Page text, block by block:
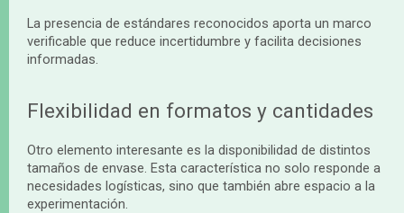
La presencia de estándares reconocidos aporta un marco
verificable que reduce incertidumbre y facilita decisiones
informadas.
Flexibilidad en formatos y cantidades
Otro elemento interesante es la disponibilidad de distintos
tamaños de envase. Esta característica no solo responde a
necesidades logísticas, sino que también abre espacio a la
experimentación.